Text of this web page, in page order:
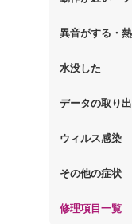
【デスクトッ
が固まる
返す
【デスクトッ
【デスクトッ
【デスクトッ
題
異音がする・
【デスクトッ
【デスクトッ
【デスクトッ
水没した
【デスクトッ
データの取り
【デスクトッ
【デスクトッ
ウィルス感染
【デスクトッ
【デスクトッ
その他の症状
【デスクトップ
修理項目一覧